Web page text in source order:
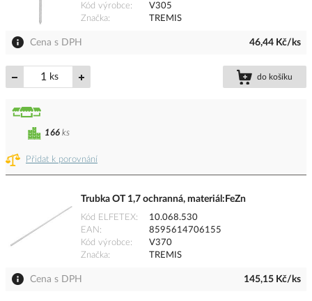
Kód výrobce
V305
Značka
TREMIS
Cena s DPH 46,44 Kč/ks
ks do košíku
Přidat k porovnání
166 ks
Trubka OT 1,7 ochranná, materiál:FeZn
Kód ELFETEX
10.068.530
EAN
8595614706155
Kód výrobce
V370
Značka
TREMIS
Cena s DPH 145,15 Kč/ks